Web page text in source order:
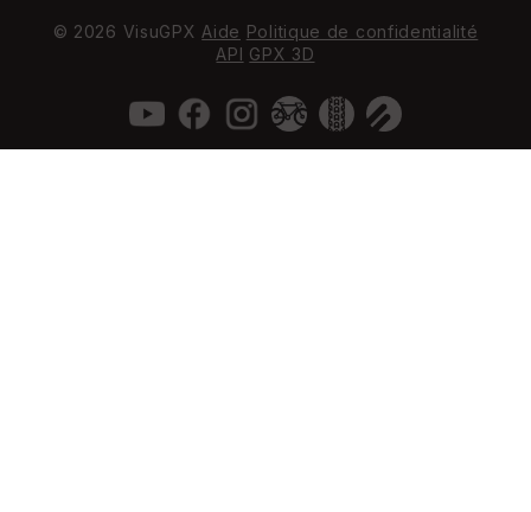
© 2026 VisuGPX Aide Politique de confidentialité
API GPX 3D